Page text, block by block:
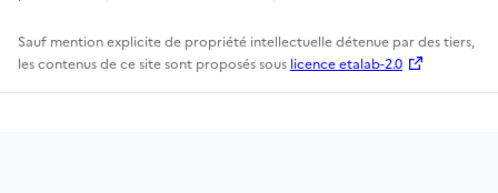
Sauf mention explicite de propriété intellectuelle détenue par des tiers,
les contenus de ce site sont proposés sous licence etalab-2.0